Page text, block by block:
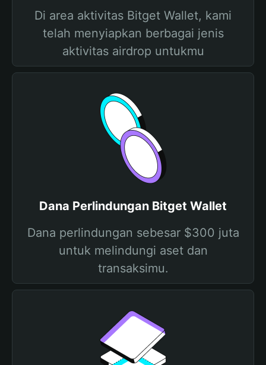
Di area aktivitas Bitget Wallet, kami
telah menyiapkan berbagai jenis
aktivitas airdrop untukmu
Dana Perlindungan Bitget Wallet
Dana perlindungan sebesar $300 juta
untuk melindungi aset dan
transaksimu.